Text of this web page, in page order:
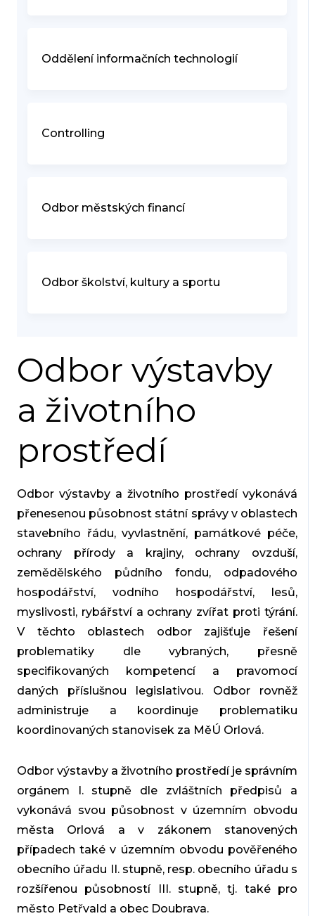
Oddělení informačních technologií
Controlling
Odbor městských financí
Odbor školství, kultury a sportu
Odbor výstavby
a životního
prostředí
Odbor výstavby a životního prostředí vykonává
přenesenou působnost státní správy v oblastech
stavebního řádu, vyvlastnění, památkové péče,
ochrany přírody a krajiny, ochrany ovzduší,
zemědělského půdního fondu, odpadového
hospodářství, vodního hospodářství, lesů,
myslivosti, rybářství a ochrany zvířat proti týrání.
V těchto oblastech odbor zajišťuje řešení
problematiky dle vybraných, přesně
specifikovaných kompetencí a pravomocí
daných příslušnou legislativou. Odbor rovněž
administruje a koordinuje problematiku
koordinovaných stanovisek za MěÚ Orlová.
Odbor výstavby a životního prostředí je správním
orgánem I. stupně dle zvláštních předpisů a
vykonává svou působnost v územním obvodu
města Orlová a v zákonem stanovených
případech také v územním obvodu pověřeného
obecního úřadu II. stupně, resp. obecního úřadu s
rozšířenou působností III. stupně, tj. také pro
město Petřvald a obec Doubrava.